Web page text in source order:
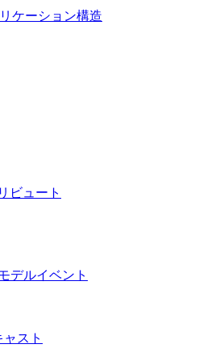
ケーション構造
ビュート
デルイベント
スト